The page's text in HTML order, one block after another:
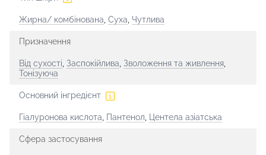
Жирна/ комбінована Суха Чутлива
Призначення
Від сухості Заспокійлива Зволоження та живлення
Тонізуюча
Основний інгредієнт
Гіалуронова кислота Пантенол Центела азіатська
Сфера застосування